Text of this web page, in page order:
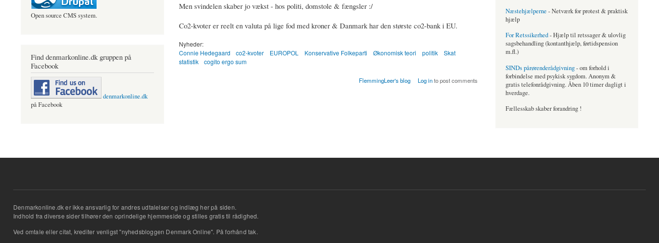
Men svindelen skaber jo vækst - hos politi, domstole & fængsler :/
Co2-kvoter er reelt en valuta på lige fod med kroner & Danmark har den største co2-bank i EU.
Nyheder:
Connie Hedegaard
co2-kvoter EUROPOL Konservative Folkeparti Økonomisk teori politik
Skat
statistik
cogito ergo sum
FlemmingLeer's blog Log into post comments
Open source CMS system.
Find denmarkonline.dk gruppen på
Facebook
denmarkonline.dk
på Facebook
Næstehjælperne - Netværk for protest & praktisk
hjælp
For Retssikerhed- Hjælp til retssager & ulovlig
sagsbehandling (kontanthjælp, førtidspension
m.fl.)
SINDs pårørenderådgivning- om forhold i
forbindelse med psykisk sygdom. Anonym &
gratis telefonrådgivning. Åben 10 timer dagligt i
hverdage.
Fællesskab skaber forandring !
Denmarkonline.dk er ikke ansvarlig for andres udtalelser og indlæg her på siden.
Indhold fra diverse sider tilhører den oprindelige hjemmeside og stilles gratis til rådighed.
Ved omtale eller citat, krediter venligst "nyhedsbloggen Denmark Online". På forhånd tak.